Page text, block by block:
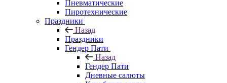
Пневматические
Пиротехнические
Праздники
Назад
Праздники
Гендер Пати
Назад
Гендер Пати
Дневные салюты